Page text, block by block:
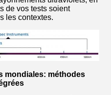
de vos tests soient
les contextes.
mondiales: méthodes